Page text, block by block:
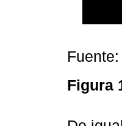
Figura